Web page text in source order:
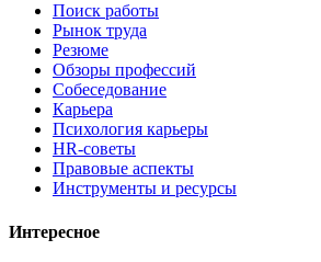
Поиск работы
Рынок труда
Резюме
Обзоры профессий
Собеседование
Карьера
Психология карьеры
HR-советы
Правовые аспекты
Инструменты и ресурсы
Интересное